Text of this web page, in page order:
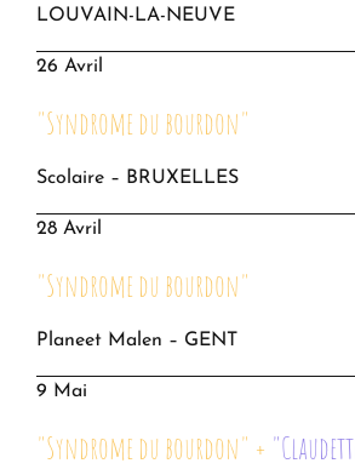
LOUVAIN-LA-NEUVE
26 Avril
"Syndrome du bourdon"
Scolaire – BRUXELLES
28 Avril
"Syndrome du bourdon"
Planeet Malen – GENT
9 Mai
"Syndrome du bourdon" +